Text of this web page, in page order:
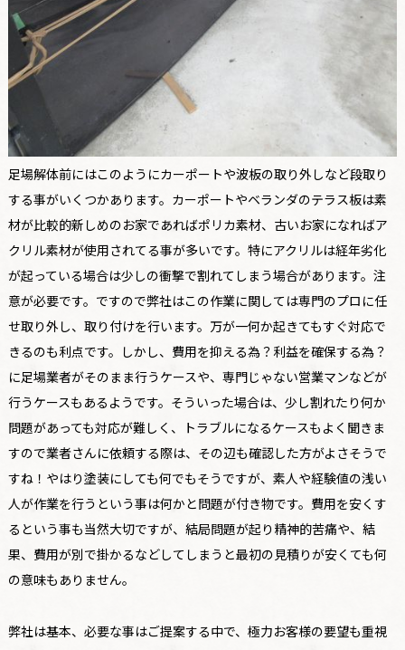
足場解体前にはこのようにカーポートや波板の取り外しなど段取り
する事がいくつかあります。カーポートやベランダのテラス板は素
材が比較的新しめのお家であればポリカ素材、古いお家になればア
クリル素材が使用されてる事が多いです。特にアクリルは経年劣化
が起っている場合は少しの衝撃で割れてしまう場合があります。注
意が必要です。ですので弊社はこの作業に関しては専門のプロに任
せ取り外し、取り付けを行います。万が一何か起きてもすぐ対応で
きるのも利点です。しかし、費用を抑える為？利益を確保する為？
に足場業者がそのまま行うケースや、専門じゃない営業マンなどが
行うケースもあるようです。そういった場合は、少し割れたり何か
問題があっても対応が難しく、トラブルになるケースもよく聞きま
すので業者さんに依頼する際は、その辺も確認した方がよさそうで
すね！やはり塗装にしても何でもそうですが、素人や経験値の浅い
人が作業を行うという事は何かと問題が付き物です。費用を安くす
るという事も当然大切ですが、結局問題が起り精神的苦痛や、結
果、費用が別で掛かるなどしてしまうと最初の見積りが安くても何
の意味もありません。
弊社は基本、必要な事はご提案する中で、極力お客様の要望も重視